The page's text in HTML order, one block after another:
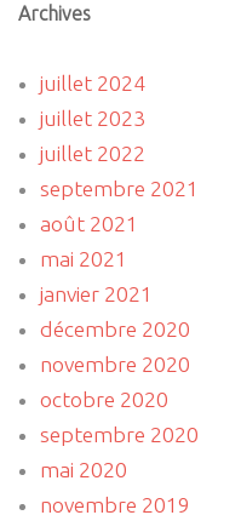
Archives
juillet 2024
juillet 2023
juillet 2022
septembre 2021
août 2021
mai 2021
janvier 2021
décembre 2020
novembre 2020
octobre 2020
septembre 2020
mai 2020
novembre 2019